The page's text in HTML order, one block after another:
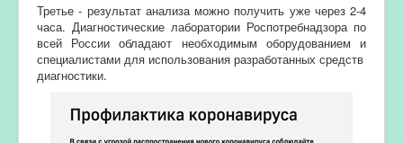
Третье - результат анализа можно получить уже через 2-4
часа. Диагностические лаборатории Роспотребнадзора по
всей России обладают необходимым оборудованием и
специалистами для использования разработанных средств
диагностики.